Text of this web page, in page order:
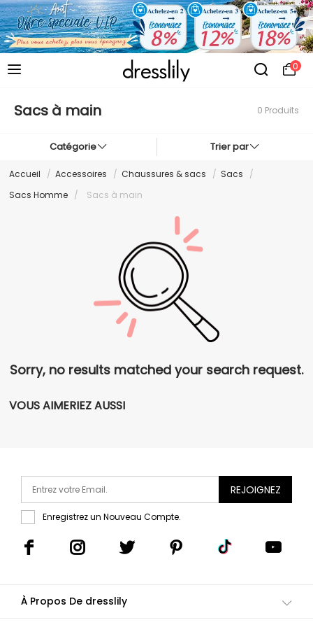
0
Sacs à main 0 Produits
Catégorie Trier par
Accueil / Accessoires / Chaussures & sacs / Sacs
/
Sacs Homme / Sacs à main
Sorry, no results matched your search request.
VOUS AIMERIEZ AUSSI
REJOIGNEZ
Enregistrez un Nouveau Compte.
À Propos De dresslily